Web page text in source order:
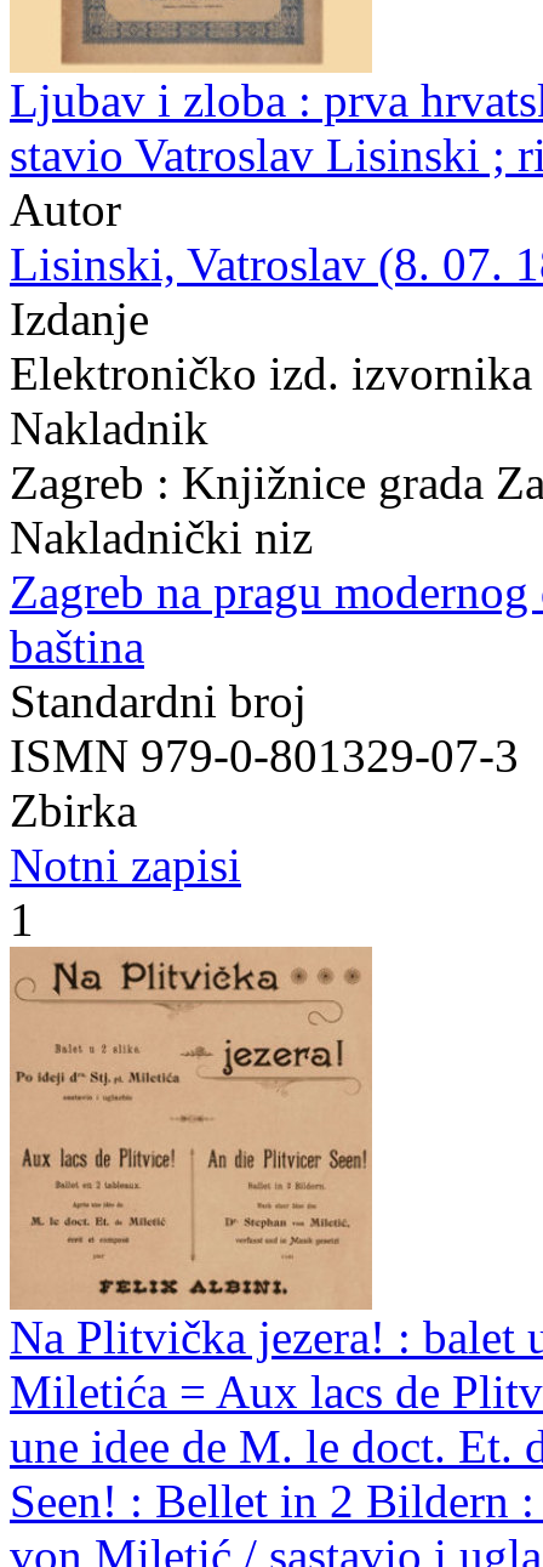
Ljubav i zloba : prva
stavio Vatroslav Lisinski ;
Autor
Lisinski, Vatroslav (8. 07.
Izdanje
Elektroničko izd.
Nakladnik
Zagreb : Knjižnice grada
Nakladnički niz
Zagreb na pragu modernog
baština
Standardni broj
ISMN 979-0-801329-07-3
Zbirka
Notni zapisi
1
Na Plitvička jezera! : balet
Miletića = Aux lacs de
une idee de M. le doct.
Seen! : Bellet in 2 Bildern :
von Miletić / sastavio i